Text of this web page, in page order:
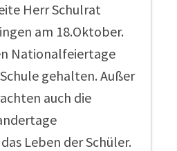
Herr Schulrat
am 18.Oktober.
Nationalfeiertage
gehalten. Außer
auch die
Leben der Schüler.